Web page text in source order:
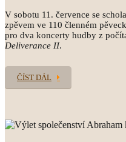
V sobotu 11. července se
zpěvem ve 110 členném
pro dva koncerty hudby z
Deliverance II.
ČÍST DÁL